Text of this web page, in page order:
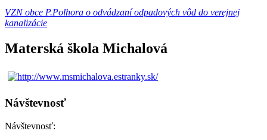
VZN obce P.Polhora o odvádzaní odpadových vôd do verejnej
kanalizácie
Materská škola Michalová
Návštevnosť
Návštevnosť: